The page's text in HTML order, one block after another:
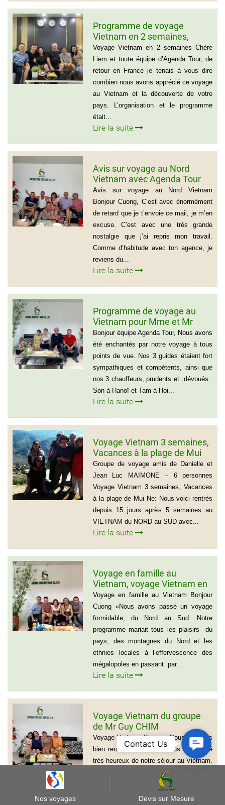
Programme de voyage
Vietnam en 2 semaines,
Famille Jean Pierre Massias
Voyage Vietnam en 2 semaines Chère
Liem et toute équipe d’Agenda Tour, de
retour en France je tenais à vous dire
combien nous avons apprécié ce voyage
au Vietnam et la découverte de votre
pays. L’organisation et le programme
était...
Lire la suite
Avis sur voyage au Nord
Vietnam avec Agenda Tour
Vietnam
Avis sur voyage au Nord Vietnam
Bonjour Cuong, C’est avec énormément
de retard que je t’envoie ce mail, je m’en
excuse. C’est avec une très grande
nostalgie que j’ai repris mon travail.
Comme d’habitude avec ton agence, je
reviens du...
Lire la suite
Programme de voyage au
Vietnam pour Mme et Mr
BOUVART
Bonjour équipe Agenda Tour, Nous avons
été enchantés par notre voyage à tous
points de vue. Nos 3 guides étaient fort
sympathiques et compétents, ainsi que
nos 3 chauffeurs, prudents et dévoués .
Son à Hanoï et Tam à Hoi...
Lire la suite
Voyage Vietnam 3 semaines,
Vacances à la plage de Mui
Ne
Groupe de voyage amis de Danielle et
Jean Luc MAIMONE – 6 personnes
Voyage Vietnam 3 semaines, Vacances
à la plage de Mui Ne: Nous voici rentrés
depuis 15 jours après 5 semaines au
VIETNAM du NORD au SUD avec...
Lire la suite
Voyage en famille au
Vietnam, voyage Vietnam en
famille de 15 jours, La famille
Edouard, Tele: 0612011750
Voyage en famille au Vietnam Bonjour
Cuong «Nous avons passé un voyage
formidable, du Nord au Sud. Notre
programme mariait tous les plaisirs du
pays, des montagnes du Nord et les
ethnies locales à l’effervescence des
mégalopoles en passant par...
Lire la suite
Voyage Vietnam du groupe
de Mr Guy CHIM
Voyage Vietnam Bonjour, Nous sommes
bien rentrés en France. Nous avons été
très heureux de notre séjour au Vietnam.
Nous tenons à vous féliciter pour votre
organisation de notre circuit. Tous nos
transferts se sont bien passés et nous
Nos voyages Devis sur Mesure
Contact
Contact Us